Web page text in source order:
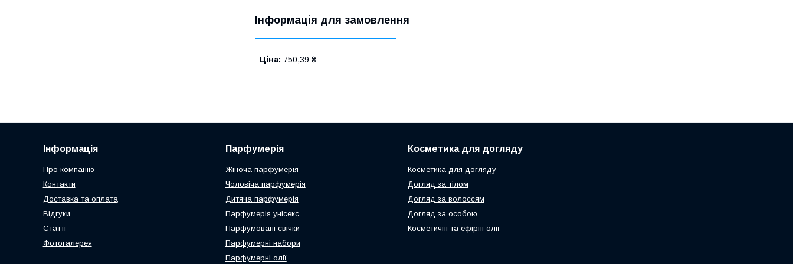
Інформація для замовлення
Ціна: 750,39 ₴
Інформація
Про компанію
Контакти
Доставка та оплата
Відгуки
Статті
Фотогалерея
Парфумерія
Жіноча парфумерія
Чоловіча парфумерія
Дитяча парфумерія
Парфумерія унісекс
Парфумовані свічки
Парфумерні набори
Парфумерні олії
Косметика для догляду
Косметика для догляду
Догляд за тілом
Догляд за волоссям
Догляд за особою
Косметичні та ефірні олії